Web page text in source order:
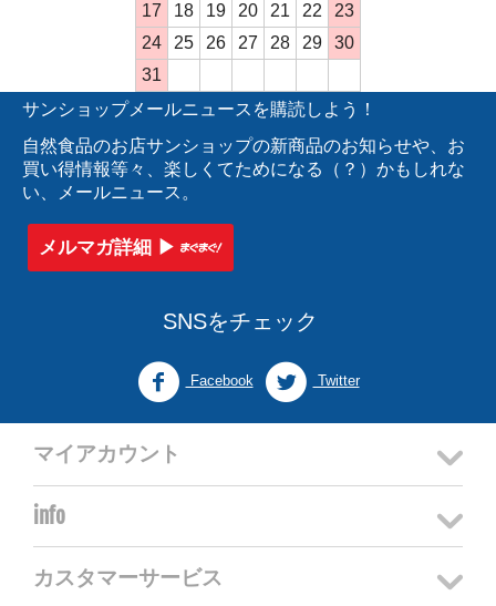
17
18 19 20 21 22
23
24
25 26 27 28 29
30
31
サンショップメールニュースを購読しよう！
自然食品のお店サンショップの新商品のお知らせや、お
買い得情報等々、楽しくてためになる（？）かもしれな
い、メールニュース。
メルマガ詳細 ▶︎
SNSをチェック
Facebook Twitter
マイアカウント
info
カスタマーサービス